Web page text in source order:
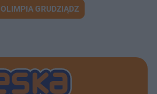
OLIMPIA GRUDZIĄDZ